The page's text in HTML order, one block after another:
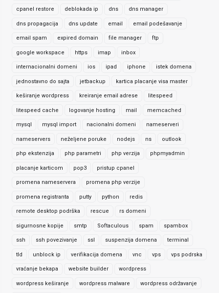
cpanel restore deblokada ip dns dns manager
dns propagacija dns update email email podešavanje
email spam expired domain file manager ftp
google workspace https imap inbox
internacionalni domeni ios ipad iphone istek domena
jednostavno do sajta jetbackup kartica placanje visa master
keširanje wordpress kreiranje email adrese litespeed
litespeed cache logovanje hosting mail memcached
mysql mysql import nacionalni domeni nameserveri
nameservers neželjene poruke nodejs ns outlook
php ekstenzija php parametri php verzija phpmyadmin
placanje karticom pop3 pristup cpanel
promena nameservera promena php verzije
promena registranta putty python redis
remote desktop podrška rescue rs domeni
sigurnosne kopije smtp Softaculous spam spambox
ssh ssh povezivanje ssl suspenzija domena terminal
tld unblock ip verifikacija domena vnc vps vps podrska
vraćanje bekapa website builder wordpress
wordpress keširanje wordpress malware wordpress održavanje